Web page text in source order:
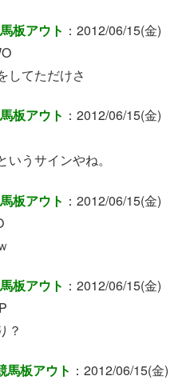
板アウト ：2012/06/15(金)
してただけさ
板アウト ：2012/06/15(金)
うサインやね。
板アウト ：2012/06/15(金)
板アウト ：2012/06/15(金)
？
馬板アウト ：2012/06/15(金)